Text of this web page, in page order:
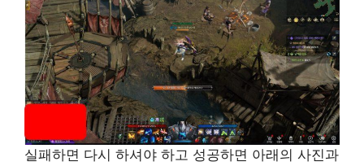
실패하면 다시 하셔야 하고 성공하면 아래의 사진과